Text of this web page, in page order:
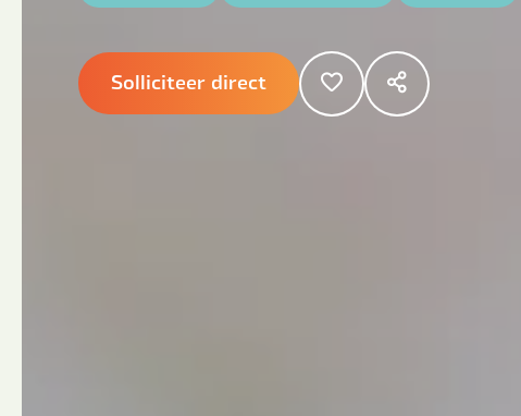
Solliciteer direct